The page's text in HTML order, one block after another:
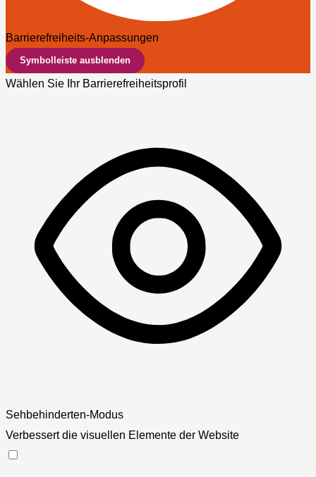
Barrierefreiheits-Anpassungen
Symbolleiste ausblenden
Wählen Sie Ihr Barrierefreiheitsprofil
Sehbehinderten-Modus
Verbessert die visuellen Elemente der Website